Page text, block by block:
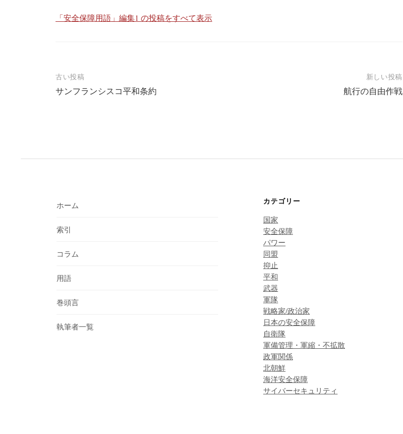
「安全保障用語」編集1 の投稿をすべて表示
投
稿
ー
ン
古い投稿
サンフランシスコ平和条約
新しい投稿
航行の自由作戦
ホーム
索引
コラム
用語
巻頭言
執筆者一覧
カテゴリー
国家
安全保障
パワー
同盟
抑止
平和
武器
軍隊
戦略家/政治家
日本の安全保障
自衛隊
軍備管理・軍縮・不拡散
政軍関係
北朝鮮
海洋安全保障
サイバーセキュリティ